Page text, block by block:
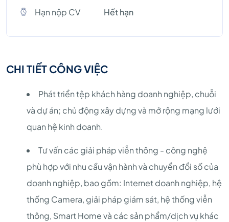
Hạn nộp CV Hết hạn
CHI TIẾT CÔNG VIỆC
Phát triển tệp khách hàng doanh nghiệp, chuỗi
và dự án; chủ động xây dựng và mở rộng mạng lưới
quan hệ kinh doanh.
Tư vấn các giải pháp viễn thông - công nghệ
phù hợp với nhu cầu vận hành và chuyển đổi số của
doanh nghiệp, bao gồm: Internet doanh nghiệp, hệ
thống Camera, giải pháp giám sát, hệ thống viễn
thông, Smart Home và các sản phẩm/dịch vụ khác